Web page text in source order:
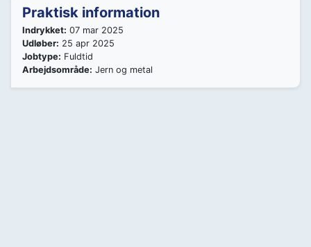
Praktisk information
Indrykket: 07 mar 2025
Udløber: 25 apr 2025
Jobtype: Fuldtid
Arbejdsområde: Jern og metal